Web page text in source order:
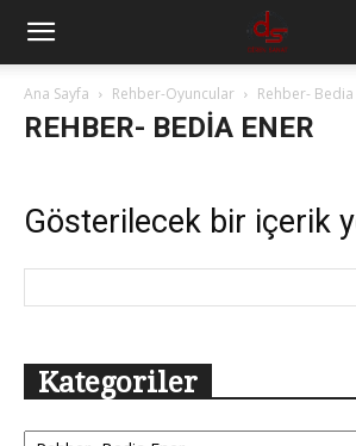
Ana Sayfa Rehber-Oyuncular Rehber- Bedia
REHBER- BEDIA ENER
Gösterilecek bir içerik
Kategoriler
Kategoriler